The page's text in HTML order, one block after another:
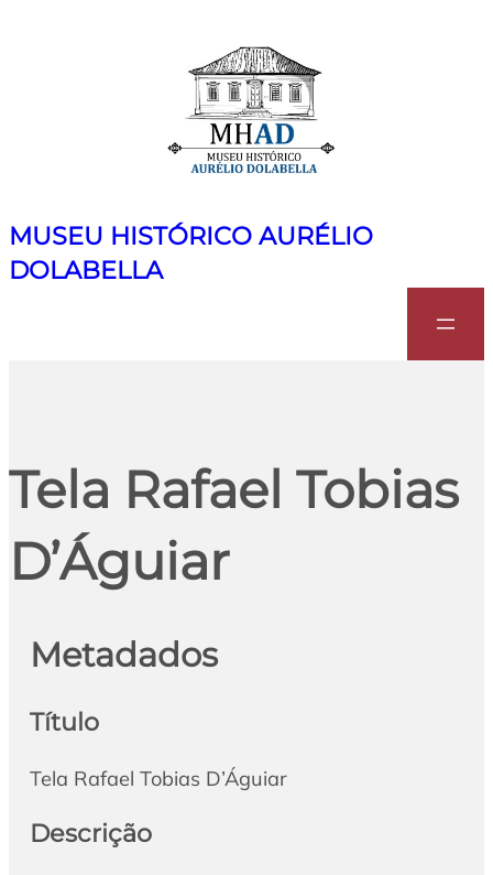
MUSEU HISTÓRICO AURÉLIO
DOLABELLA
Tela Rafael Tobias
D’Águiar
Metadados
Título
Tela Rafael Tobias D’Águiar
Descrição